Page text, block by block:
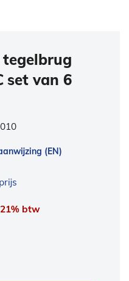
tegelbrug
set van 6
(EN)
btw